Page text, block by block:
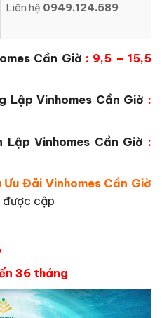
Liên hệ 0949.124.589
Cần Giờ : 9,5 – 15,5
Lập Vinhomes Cần Giờ :
Vinhomes Cần Giờ :
Đãi Vinhomes Cần Giờ
được cập
36 tháng